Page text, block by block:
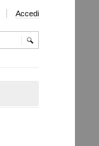
Accedi